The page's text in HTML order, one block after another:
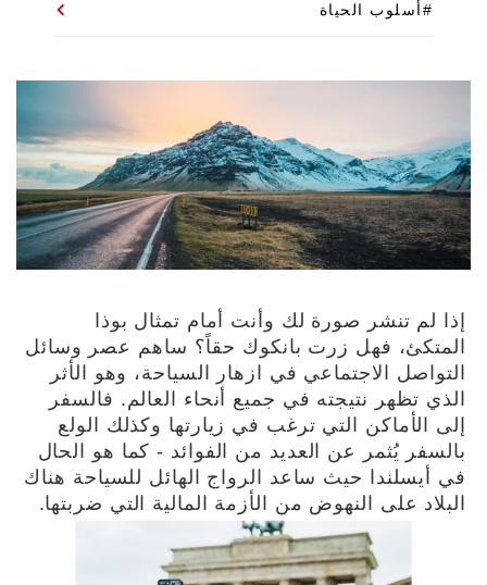
#أسلوب الحياة
إذا لم تنشر صورة لك وأنت أمام تمثال بوذا
المتكئ، فهل زرت بانكوك حقاً؟ ساهم عصر وسائل
التواصل الاجتماعي في ازهار السياحة، وهو الأثر
الذي تظهر نتيجته في جميع أنحاء العالم. فالسفر
إلى الأماكن التي ترغب في زيارتها وكذلك الولع
بالسفر يُثمر عن العديد من الفوائد - كما هو الحال
في أيسلندا حيث ساعد الرواج الهائل للسياحة هناك
البلاد على النهوض من الأزمة المالية التي ضربتها.